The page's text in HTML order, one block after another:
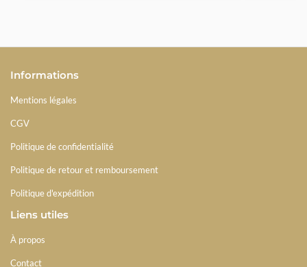
Informations
Mentions légales
CGV
Politique de confidentialité
Politique de retour et remboursement
Politique d'expédition
Liens utiles
À propos
Contact